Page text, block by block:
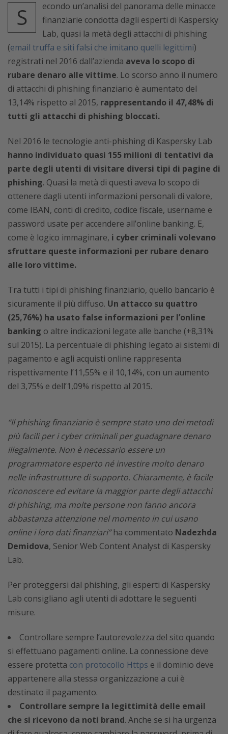
S
econdo un’analisi del panorama delle minacce
finanziarie condotta dagli esperti di Kaspersky
Lab, quasi la metà degli attacchi di phishing
(email truffa e siti falsi che imitano quelli legittimi)
registrati nel 2016 dall’azienda aveva lo scopo di
rubare denaro alle vittime. Lo scorso anno il numero
di attacchi di phishing finanziario è aumentato del
13,14% rispetto al 2015, rappresentando il 47,48% di
tutti gli attacchi di phishing bloccati.
Nel 2016 le tecnologie anti-phishing di Kaspersky Lab
hanno individuato quasi 155 milioni di tentativi da
parte degli utenti di visitare diversi tipi di pagine di
phishing. Quasi la metà di questi aveva lo scopo di
ottenere dagli utenti informazioni personali di valore,
come IBAN, conti di credito, codice fiscale, username e
password usate per accendere all’online banking. E,
come è logico immaginare, i cyber criminali volevano
sfruttare queste informazioni per rubare denaro
alle loro vittime.
Tra tutti i tipi di phishing finanziario, quello bancario è
sicuramente il più diffuso. Un attacco su quattro
(25,76%) ha usato false informazioni per l’online
banking o altre indicazioni legate alle banche (+8,31%
sul 2015). La percentuale di phishing legato ai sistemi di
pagamento e agli acquisti online rappresenta
rispettivamente l’11,55% e il 10,14%, con un aumento
del 3,75% e dell’1,09% rispetto al 2015.
“Il phishing finanziario è sempre stato uno dei metodi
più facili per i cyber criminali per guadagnare denaro
illegalmente. Non è necessario essere un
programmatore esperto né investire molto denaro
nelle infrastrutture di supporto. Chiaramente, è facile
riconoscere ed evitare la maggior parte degli attacchi
di phishing, ma molte persone non fanno ancora
abbastanza attenzione nel momento in cui usano
online i loro dati finanziari”ha commentato Nadezhda
Demidova, Senior Web Content Analyst di Kaspersky
Lab.
Per proteggersi dal phishing, gli esperti di Kaspersky
Lab consigliano agli utenti di adottare le seguenti
misure.
Controllare sempre l’autorevolezza del sito quando
si effettuano pagamenti online. La connessione deve
essere protetta con protocollo Https e il dominio deve
appartenere alla stessa organizzazione a cui è
destinato il pagamento.
Controllare sempre la legittimità delle email
che si ricevono da noti brand. Anche se si ha urgenza